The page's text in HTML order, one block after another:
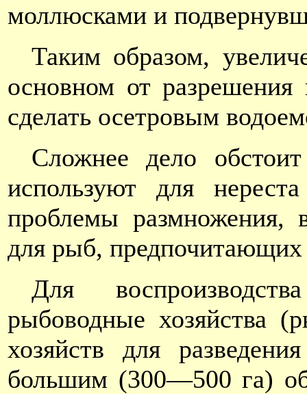
моллюсками и
Таким образом,
основном от
сделать осетровым
Сложнее дело
используют для
проблемы размножения,
для рыб,
Для
рыбоводные хозяйства
хозяйств для
большим (300—500 га)